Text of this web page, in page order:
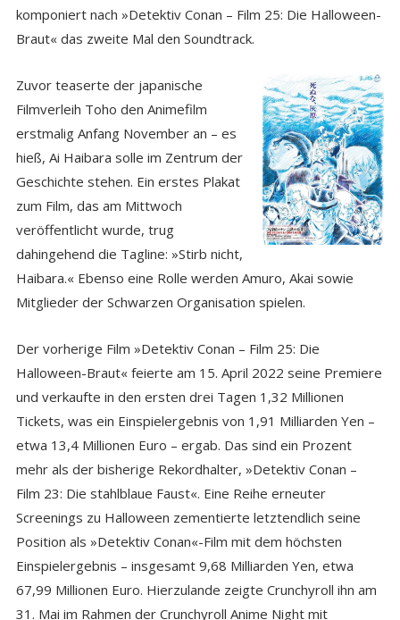
komponiert nach »Detektiv Conan – Film 25: Die Halloween-
Braut« das zweite Mal den Soundtrack.
Zuvor teaserte der japanische
Filmverleih Toho den Animefilm
erstmalig Anfang November an – es
hieß, Ai Haibara solle im Zentrum der
Geschichte stehen. Ein erstes Plakat
zum Film, das am Mittwoch
veröffentlicht wurde, trug
dahingehend die Tagline: »Stirb nicht,
Haibara.« Ebenso eine Rolle werden Amuro, Akai sowie
Mitglieder der Schwarzen Organisation spielen.
Der vorherige Film »Detektiv Conan – Film 25: Die
Halloween-Braut« feierte am 15. April 2022 seine Premiere
und verkaufte in den ersten drei Tagen 1,32 Millionen
Tickets, was ein Einspielergebnis von 1,91 Milliarden Yen –
etwa 13,4 Millionen Euro – ergab. Das sind ein Prozent
mehr als der bisherige Rekordhalter, »Detektiv Conan –
Film 23: Die stahlblaue Faust«. Eine Reihe erneuter
Screenings zu Halloween zementierte letztendlich seine
Position als »Detektiv Conan«-Film mit dem höchsten
Einspielergebnis – insgesamt 9,68 Milliarden Yen, etwa
67,99 Millionen Euro. Hierzulande zeigte Crunchyroll ihn am
31. Mai im Rahmen der Crunchyroll Anime Night mit